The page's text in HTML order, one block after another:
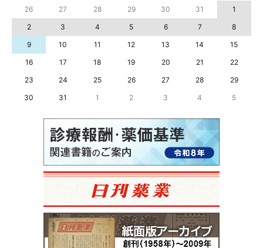
26 27 28 29 30 31
1
2
3 4 5 6 7
8
9
10 11 12 13 14
15
16
17 18 19 20 21
22
23
24 25 26 27 28
29
30
31 1 2 3 4 5